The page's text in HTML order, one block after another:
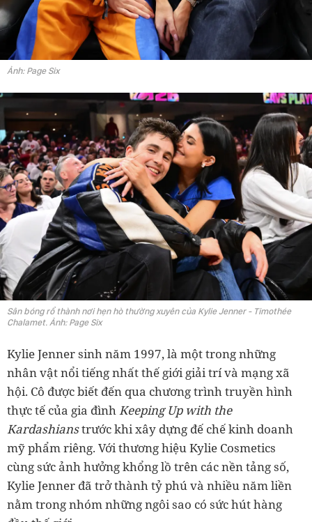
Ảnh: Page Six
Sân bóng rổ thành nơi hẹn hò thường xuyên của Kylie Jenner - Timothée
Chalamet. Ảnh: Page Six
Kylie Jenner sinh năm 1997, là một trong những
nhân vật nổi tiếng nhất thế giới giải trí và mạng xã
hội. Cô được biết đến qua chương trình truyền hình
thực tế của gia đìnhKeeping Up with the
Kardashianstrước khi xây dựng đế chế kinh doanh
mỹ phẩm riêng. Với thương hiệu Kylie Cosmetics
cùng sức ảnh hưởng khổng lồ trên các nền tảng số,
Kylie Jenner đã trở thành tỷ phú và nhiều năm liền
nằm trong nhóm những ngôi sao có sức hút hàng